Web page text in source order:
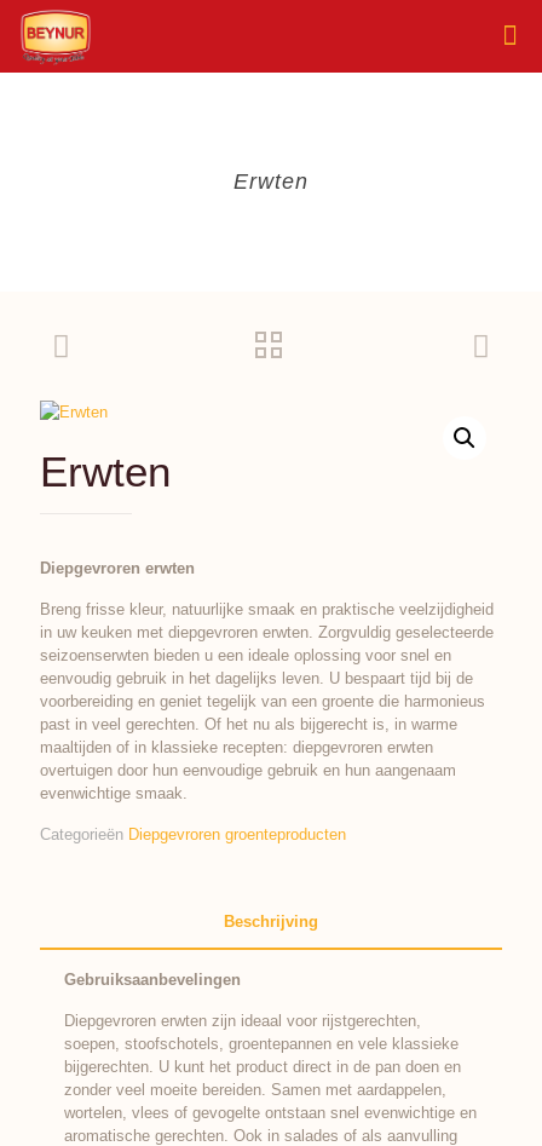
Erwten
Erwten
Diepgevroren erwten
Breng frisse kleur, natuurlijke smaak en praktische veelzijdigheid
in uw keuken met diepgevroren erwten. Zorgvuldig geselecteerde
seizoenserwten bieden u een ideale oplossing voor snel en
eenvoudig gebruik in het dagelijks leven. U bespaart tijd bij de
voorbereiding en geniet tegelijk van een groente die harmonieus
past in veel gerechten. Of het nu als bijgerecht is, in warme
maaltijden of in klassieke recepten: diepgevroren erwten
overtuigen door hun eenvoudige gebruik en hun aangenaam
evenwichtige smaak.
Categorieën Diepgevroren groenteproducten
Beschrijving
Gebruiksaanbevelingen
Diepgevroren erwten zijn ideaal voor rijstgerechten,
soepen, stoofschotels, groentepannen en vele klassieke
bijgerechten. U kunt het product direct in de pan doen en
zonder veel moeite bereiden. Samen met aardappelen,
wortelen, vlees of gevogelte ontstaan snel evenwichtige en
aromatische gerechten. Ook in salades of als aanvulling